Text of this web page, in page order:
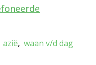
azië waan v/d dag